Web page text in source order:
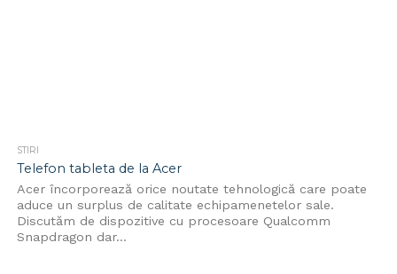
STIRI
Telefon tableta de la Acer
Acer încorporează orice noutate tehnologică care poate
aduce un surplus de calitate echipamenetelor sale.
Discutăm de dispozitive cu procesoare Qualcomm
Snapdragon dar...